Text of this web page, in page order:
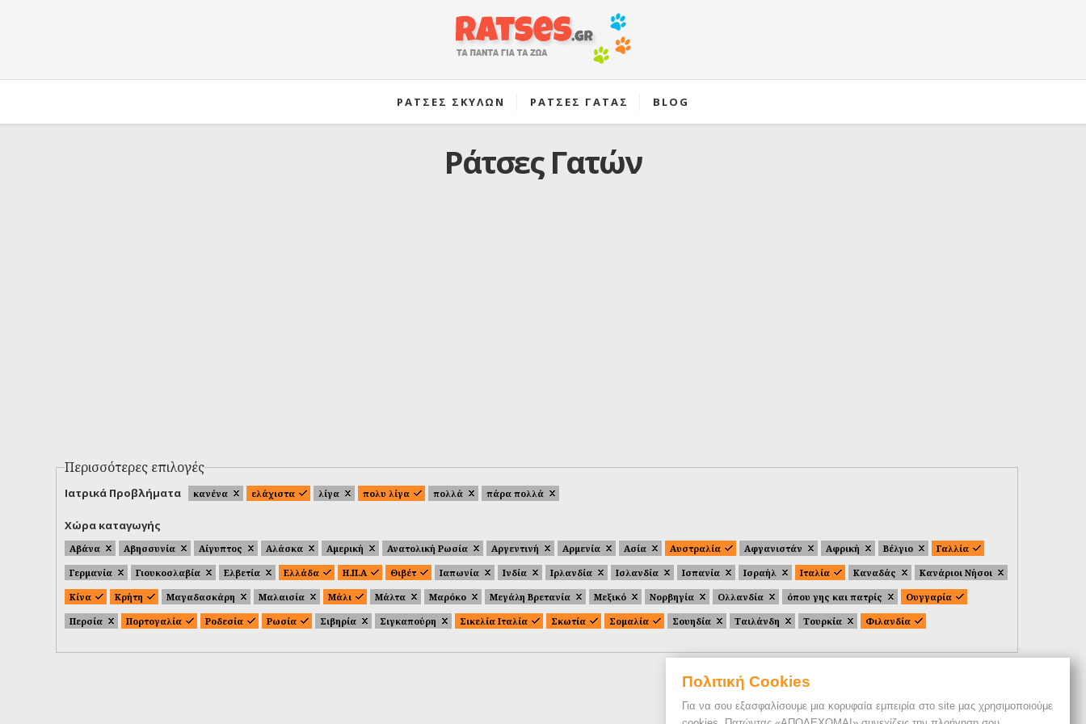
Πολιτική Cookies
Για να σου εξασφαλίσουμε μια κορυφαία εμπειρία στο site μας χρησιμοποιούμε
ΡΑΤΣΕΣ ΣΚΥΛΩΝ ΡΑΤΣΕΣ ΓΑΤΑΣ BLOG
Ράτσες Γατών
Περισσότερες επιλογές
Ιατρικά Προβλήματα κανένα ελάχιστα λίγα πολυ λίγα πολλά πάρα πολλά
Χώρα καταγωγής
Αβάνα Αβησσυνία Αίγυπτος Αλάσκα Αμερική Ανατολική Ρωσία Αργεντινή Αρμενία Ασία Αυστραλία Αφγανιστάν Αφρική Βέλγιο
Γαλλία
Γερμανία
Γιουκοσλαβία Ελβετία Ελλάδα Η.Π.Α Θιβέτ Ιαπωνία Ινδία Ιρλανδία Ισλανδία Ισπανία Ισραήλ Ιταλία Καναδάς
Κανάριοι Νήσοι
Κίνα
Κρήτη Μαγαδασκάρη Μαλαισία Μάλι Μάλτα Μαρόκο Μεγάλη Βρετανία Μεξικό Νορβηγία Ολλανδία όπου γης και πατρίς
Ουγγαρία
Περσία
Πορτογαλία Ροδεσία Ρωσία Σιβηρία Σιγκαπούρη Σικελία Ιταλία Σκωτία Σομαλία Σουηδία Ταιλάνδη Τουρκία Φιλανδία